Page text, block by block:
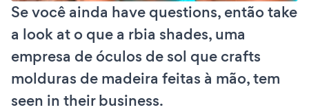
Se você ainda have questions, então take
a look at o que a rbia shades, uma
empresa de óculos de sol que crafts
molduras de madeira feitas à mão, tem
seen in their business.